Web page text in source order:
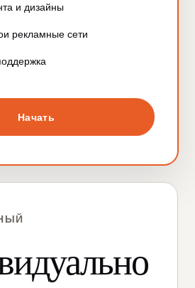
и дизайны
рекламные сети
Начать